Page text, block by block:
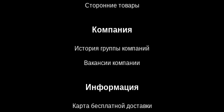
Сторонние товары
Компания
История группы компаний
Вакансии компании
Информация
Карта бесплатной доставки